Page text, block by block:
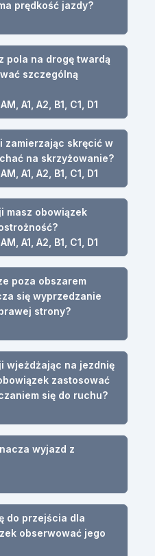
prędkość jazdy?
pola na drogę twardą
szczególną
A1, A2, B1, C1, D1
zamierzając skręcić w
na skrzyżowanie?
A1, A2, B1, C1, D1
masz obowiązek
A1, A2, B1, C1, D1
poza obszarem
się wyprzedzanie
strony?
wjeżdżając na jezdnię
zastosować
się do ruchu?
wyjazd z
do przejścia dla
obserwować jego